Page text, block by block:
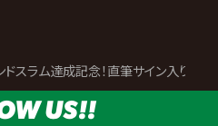
スラム達成記念！直筆サイン入りメ
US!!